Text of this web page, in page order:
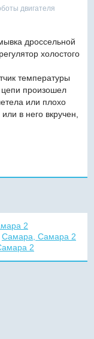
двигателя
дроссельной
холостого
температуры
произошел
или плохо
в него вкручен,
2
Самара, Самара 2
2